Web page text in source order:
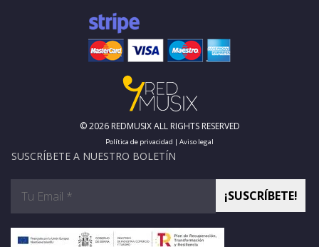
© 2026 REDMUSIX ALL RIGHTS RESERVED
Política de privacidad | Aviso legal
SUSCRÍBETE A NUESTRO BOLETÍN